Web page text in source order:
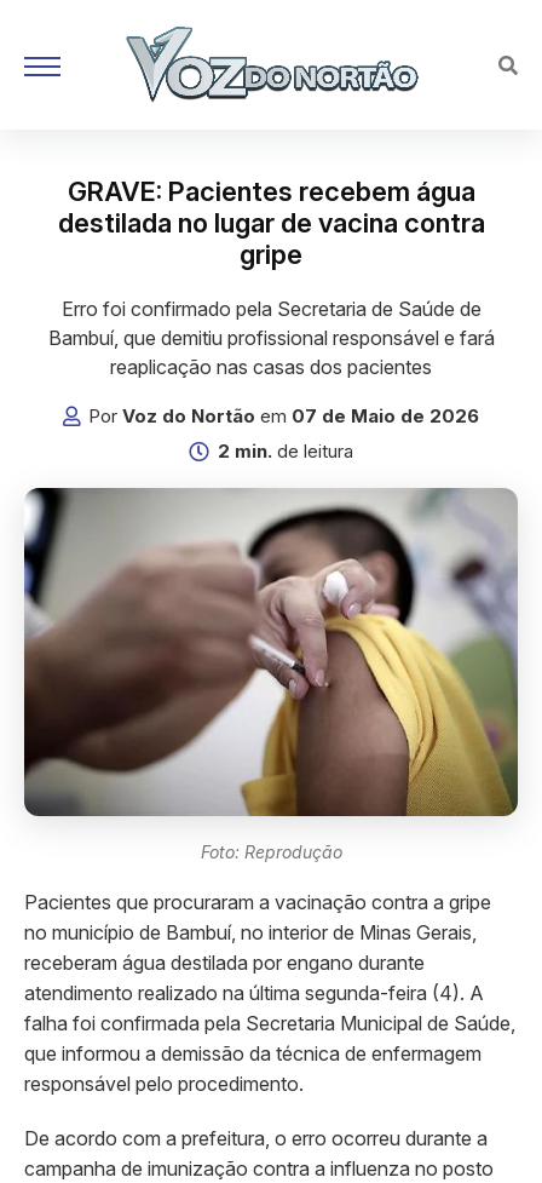
GRAVE: Pacientes recebem água
destilada no lugar de vacina contra
gripe
Erro foi confirmado pela Secretaria de Saúde de
Bambuí, que demitiu profissional responsável e fará
reaplicação nas casas dos pacientes
Por Voz do Nortão em 07 de Maio de 2026
2 min. de leitura
Foto: Reprodução
Pacientes que procuraram a vacinação contra a gripe
no município de Bambuí, no interior de Minas Gerais,
receberam água destilada por engano durante
atendimento realizado na última segunda-feira (4). A
falha foi confirmada pela Secretaria Municipal de Saúde,
que informou a demissão da técnica de enfermagem
responsável pelo procedimento.
De acordo com a prefeitura, o erro ocorreu durante a
campanha de imunização contra a influenza no posto